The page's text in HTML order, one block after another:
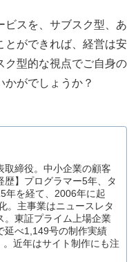
ビスを、サブスク型、あ
とができれば、経営は安
ク型的な視点でご自身の
がでしょうか？
取締役。中小企業の顧客
歴】プログラマー5年、タ
年を経て、2006年に起
。主事業はニュースレタ
。東証プライム上場企業
延べ1,149号の制作実績
。近年はサイト制作にも注